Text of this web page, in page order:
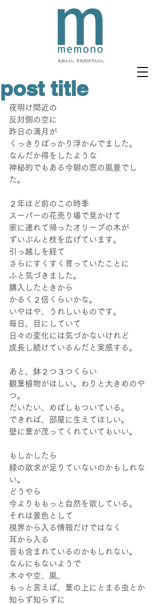
post title
夜明け間近の
反対側の空に
昨日の満月が
くっきりぽっかり浮かんでました。
なんだか得をしたような
神秘的でもある今朝の窓の風景でし
た。
２年ほど前のこの時季
スーパーの花売り場で見かけて
家に連れて帰ったオリーブの木が
ずいぶんと枝を広げています。
引っ越しを経て
さらにすくすく育っていたことに
ふと気づきました。
購入したときから
かるく２倍くらいかな。
いやはや、うれしいものです。
毎日、目にしていて
日々の変化には気づかないけれど
成長し続けているんだと実感する。
あと、鉢２つ３つくらい
観葉植物がほしい。わりと大きめのや
つ。
だいたい、めぼしもついている。
できれば、部屋に生えてほしい。
壁に葉が茂ってくれていてもいい。
もしかしたら
緑の欲求が足りていないのかもしれな
い。
どうやら
今よりももっと自然を欲している。
それは景色として
視界から入る情報だけではなく
耳から入る
音も含まれているのかもしれない。
なんにもないようで
木々や空、風、
もっと言えば、葉の上にとまる虫とか
知らず知らずに